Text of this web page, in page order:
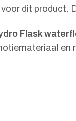
dit product.
Flask
en